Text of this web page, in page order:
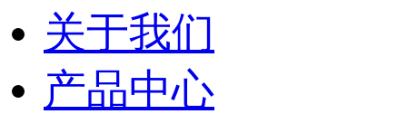
关于我们
产品中心